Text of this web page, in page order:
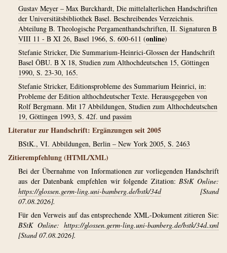
Gustav Meyer – Max Burckhardt, Die mittelalterlichen Handschriften
der Universitätsbibliothek Basel. Beschreibendes Verzeichnis.
Abteilung B. Theologische Pergamenthandschriften, II. Signaturen B
VIII 11 - B XI 26, Basel 1966, S. 600-611 (online)
Stefanie Stricker, Die Summarium-Heinrici-Glossen der Handschrift
Basel ÖBU. B X 18, Studien zum Althochdeutschen 15, Göttingen
1990, S. 23-30, 165.
Stefanie Stricker, Editionsprobleme des Summarium Heinrici, in:
Probleme der Edition althochdeutscher Texte. Herausgegeben von
Rolf Bergmann. Mit 17 Abbildungen, Studien zum Althochdeutschen
19, Göttingen 1993, S. 42f. und passim
Literatur zur Handschrift: Ergänzungen seit 2005
BStK., VI. Abbildungen, Berlin – New York 2005, S. 2463
Zitierempfehlung (HTML/XML)
Bei der Übernahme von Informationen zur vorliegenden Handschrift
aus der Datenbank empfehlen wir folgende Zitation:BStK Online:
https://glossen.germ-ling.uni-bamberg.de/bstk/34d[Stand
07.08.2026].
Für den Verweis auf das entsprechende XML-Dokument zitieren Sie:
BStK Online: https://glossen.germ-ling.uni-bamberg.de/bstk/34d.xml
[Stand 07.08.2026].